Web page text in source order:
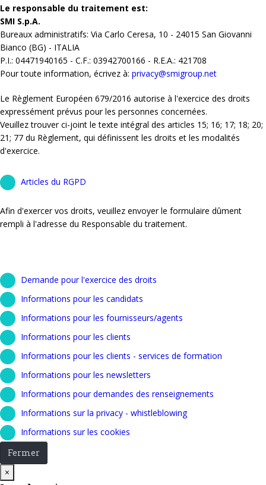
Le responsable du traitement est:
SMI S.p.A.
Bureaux administratifs: Via Carlo Ceresa, 10 - 24015 San Giovanni
Bianco (BG) - ITALIA
P.I.: 04471940165 - C.F.: 03942700166 - R.E.A.: 421708
Pour toute information, écrivez à: privacy@smigroup.net
Le Règlement Européen 679/2016 autorise à l'exercice des droits
expressément prévus pour les personnes concernées.
Veuillez trouver ci-joint le texte intégral des articles 15; 16; 17; 18; 20;
21; 77 du Règlement, qui définissent les droits et les modalités
d'exercice.
Articles du RGPD
Afin d'exercer vos droits, veuillez envoyer le formulaire dûment
rempli à l'adresse du Responsable du traitement.
Demande pour l'exercice des droits
Informations pour les candidats
Informations pour les fournisseurs/agents
Informations pour les clients
Informations pour les clients - services de formation
Informations pour les newsletters
Informations pour demandes des renseignements
Informations sur la privacy - whistleblowing
Informations sur les cookies
Fermer
×